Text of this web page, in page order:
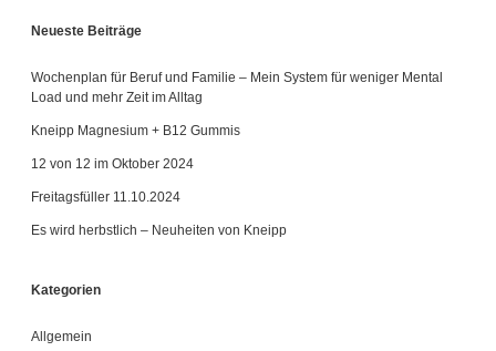
Neueste Beiträge
Wochenplan für Beruf und Familie – Mein System für weniger Mental
Load und mehr Zeit im Alltag
Kneipp Magnesium + B12 Gummis
12 von 12 im Oktober 2024
Freitagsfüller 11.10.2024
Es wird herbstlich – Neuheiten von Kneipp
Kategorien
Allgemein